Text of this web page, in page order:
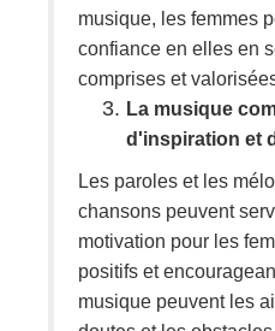
musique, les femmes
confiance en elles en
comprises et
La musique
d'inspiration et
Les paroles et les
chansons peuvent
motivation pour les
positifs et
musique peuvent les